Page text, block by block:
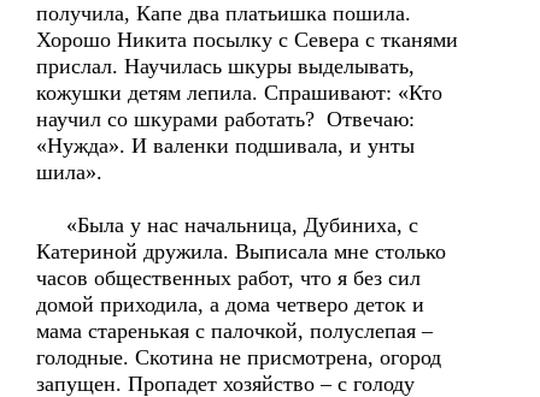
получила, Капе два платьишка пошила.
Хорошо Никита посылку с Севера с тканями
прислал. Научилась шкуры выделывать,
кожушки детям лепила. Спрашивают: «Кто
научил со шкурами работать? Отвечаю:
«Нужда». И валенки подшивала, и унты
шила».
«Была у нас начальница, Дубиниха, с
Катериной дружила. Выписала мне столько
часов общественных работ, что я без сил
домой приходила, а дома четверо деток и
мама старенькая с палочкой, полуслепая –
голодные. Скотина не присмотрена, огород
запущен. Пропадет хозяйство – с голоду